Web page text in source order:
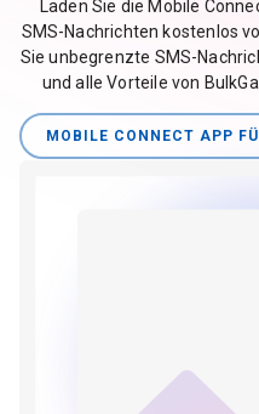
Laden Sie die Mobile
SMS-Nachrichten kostenlos
Sie unbegrenzte SMS-
und alle Vorteile von
MOBILE CONNECT APP